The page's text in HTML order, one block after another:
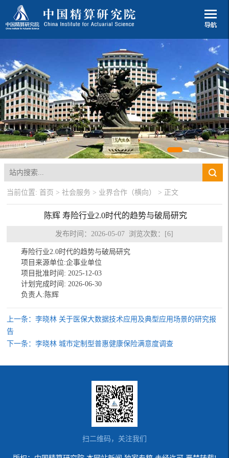
当前位置: 首页 >社会服务 > 业界合作（横向） > 正文
​ 陈辉 寿险行业2.0时代的趋势与破局研究
发布时间：2026-05-07 浏览次数：[6]
寿险行业2.0时代的趋势与破局研究
项目来源单位:企事业单位
项目批准时间: 2025-12-03
计划完成时间: 2026-06-30
负责人:陈辉
上一条：李晓林 关于医保大数据技术应用及典型应用场景的研究报
告
下一条：李晓林 城市定制型普惠健康保险满意度调查
扫二维码，关注我们